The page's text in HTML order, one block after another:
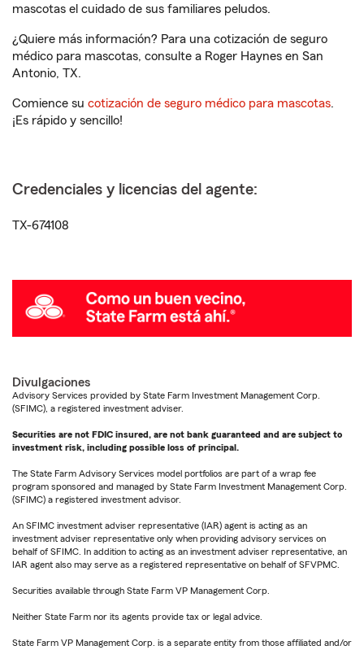
mascotas el cuidado de sus familiares peludos.
¿Quiere más información? Para una cotización de seguro
médico para mascotas, consulte a Roger Haynes en San
Antonio, TX.
Comience su cotización de seguro médico para mascotas.
¡Es rápido y sencillo!
Credenciales y licencias del agente:
TX-674108
Divulgaciones
Advisory Services provided by State Farm Investment Management Corp.
(SFIMC), a registered investment adviser.
Securities are not FDIC insured, are not bank guaranteed and are subject to
investment risk, including possible loss of principal.
The State Farm Advisory Services model portfolios are part of a wrap fee
program sponsored and managed by State Farm Investment Management Corp.
(SFIMC) a registered investment advisor.
An SFIMC investment adviser representative (IAR) agent is acting as an
investment adviser representative only when providing advisory services on
behalf of SFIMC. In addition to acting as an investment adviser representative, an
IAR agent also may serve as a registered representative on behalf of SFVPMC.
Securities available through State Farm VP Management Corp.
Neither State Farm nor its agents provide tax or legal advice.
State Farm VP Management Corp. is a separate entity from those affiliated and/or